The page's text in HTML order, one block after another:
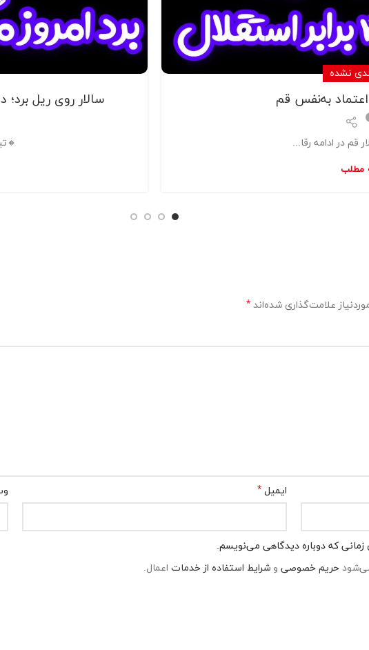
نشده
به‌نفس قم
قم در ادامه رقا...
مطلب
سالار روی ریل
علامت‌گذاری شده‌اند *
ایمیل *
زمانی که دوباره دیدگاهی می‌نویسم.
حریم خصوصی و شرایط استفاده از خدمات اعمال.